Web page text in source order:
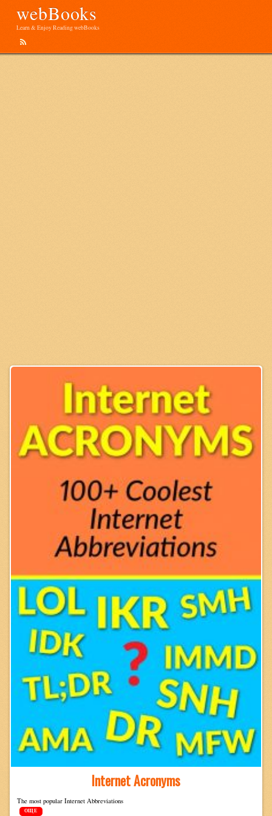
webBooks
Learn & Enjoy Reading webBooks
Internet Acronyms
The most pop­u­lar Inter­net Abbreviations
ОЩЕ